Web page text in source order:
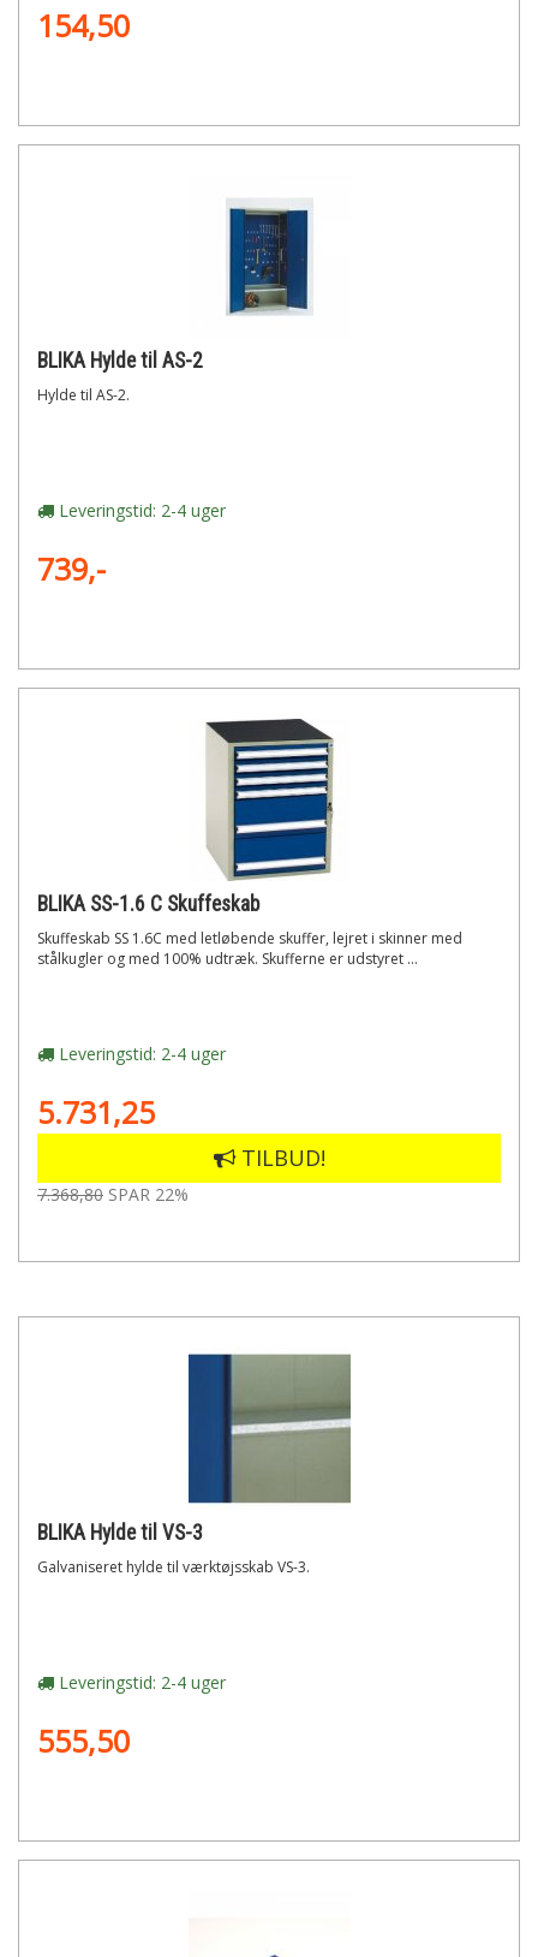
154,50
BLIKA Hylde til AS-2
Hylde til AS-2.
Leveringstid: 2-4 uger
739,-
BLIKA SS-1.6 C Skuffeskab
Skuffeskab SS 1.6C med letløbende skuffer, lejret i skinner med
stålkugler og med 100% udtræk. Skufferne er udstyret ...
Leveringstid: 2-4 uger
5.731,25
TILBUD!
7.368,80 SPAR 22%
BLIKA Hylde til VS-3
Galvaniseret hylde til værktøjsskab VS-3.
Leveringstid: 2-4 uger
555,50